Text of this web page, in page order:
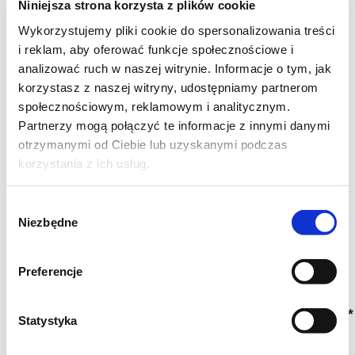
Niniejsza strona korzysta z plików cookie
Wykorzystujemy pliki cookie do spersonalizowania treści
i reklam, aby oferować funkcje społecznościowe i
analizować ruch w naszej witrynie. Informacje o tym, jak
korzystasz z naszej witryny, udostępniamy partnerom
społecznościowym, reklamowym i analitycznym.
Partnerzy mogą połączyć te informacje z innymi danymi
otrzymanymi od Ciebie lub uzyskanymi podczas
korzystania z ich usług.
zgody
Niezbędne
Preferencje
Statystyka
- Zaraz…jakaś Ty dziwna…a czy Ty nie jesteś z
obrazu?
- A Panienka to ma rację. Jam z obrazu. Po
pomoc przyszłam. Bom od razu jak Panienkę
zobaczyła to wiedziałam, że Panienka to tęga
głowa.
- Ale jak..skąd..Kurde, przecież Ty jesteś z
obrazu Chełmońskiego..skąd tutaj się wzięłaś!
- No wyszłam.